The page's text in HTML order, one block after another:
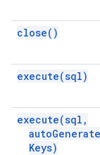
close( )
execute(sql)
execute(sql ,
auto
Keys)